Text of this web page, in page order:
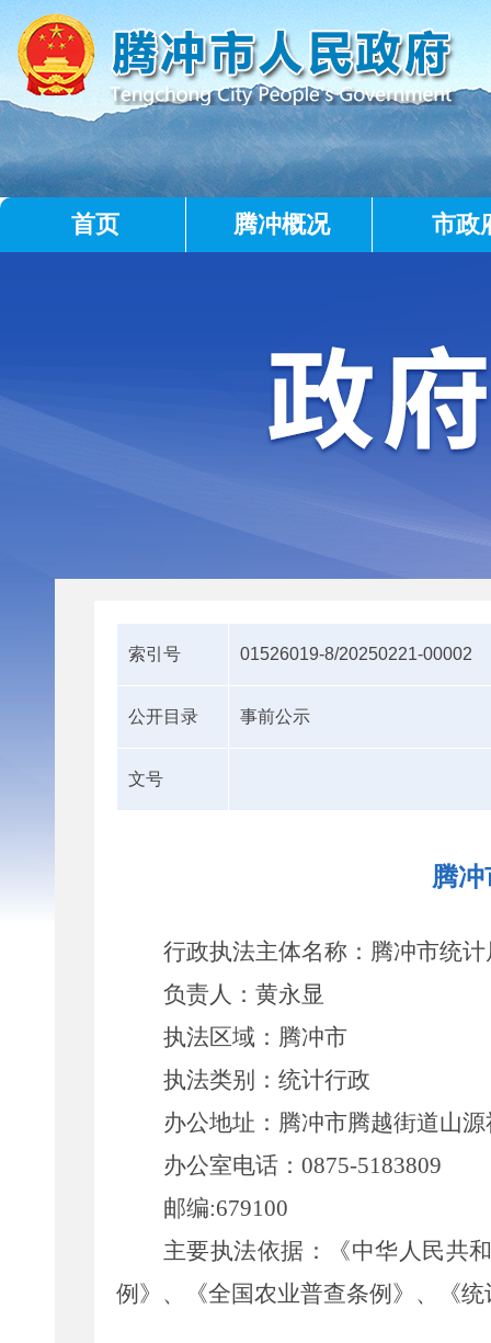
首页 腾冲概况 市政
索引号 01526019-8/20250221-00002
公开目录 事前公示
文号
腾
行政执法主体名称： 腾冲市统计
负责人： 黄永显
执法区域： 腾冲市
执法类别： 统计行政
办公地址： 腾冲市腾越街道山
办公室电话： 0875-5183809
邮编:679100
主要执法依据：
《中华人民共
例》、《全国农业普查条例》、《